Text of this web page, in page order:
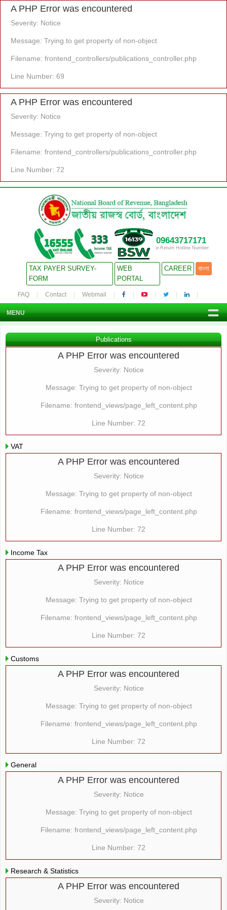
A PHP Error was encountered
Severity: Notice
Message: Trying to get property of non-object
Filename: frontend_controllers/publications_controller.php
Line Number: 69
A PHP Error was encountered
Severity: Notice
Message: Trying to get property of non-object
Filename: frontend_controllers/publications_controller.php
Line Number: 72
09643717171
e-Return Hotline Number
TAX PAYER SURVEY-
FORM
WEB
PORTAL
CAREER বাংলা
FAQ Contact Webmail
MENU
Publications
A PHP Error was encountered
Severity: Notice
Message: Trying to get property of non-object
Filename: frontend_views/page_left_content.php
Line Number: 72
VAT
A PHP Error was encountered
Severity: Notice
Message: Trying to get property of non-object
Filename: frontend_views/page_left_content.php
Line Number: 72
Income Tax
A PHP Error was encountered
Severity: Notice
Message: Trying to get property of non-object
Filename: frontend_views/page_left_content.php
Line Number: 72
Customs
A PHP Error was encountered
Severity: Notice
Message: Trying to get property of non-object
Filename: frontend_views/page_left_content.php
Line Number: 72
General
A PHP Error was encountered
Severity: Notice
Message: Trying to get property of non-object
Filename: frontend_views/page_left_content.php
Line Number: 72
Research & Statistics
A PHP Error was encountered
Severity: Notice